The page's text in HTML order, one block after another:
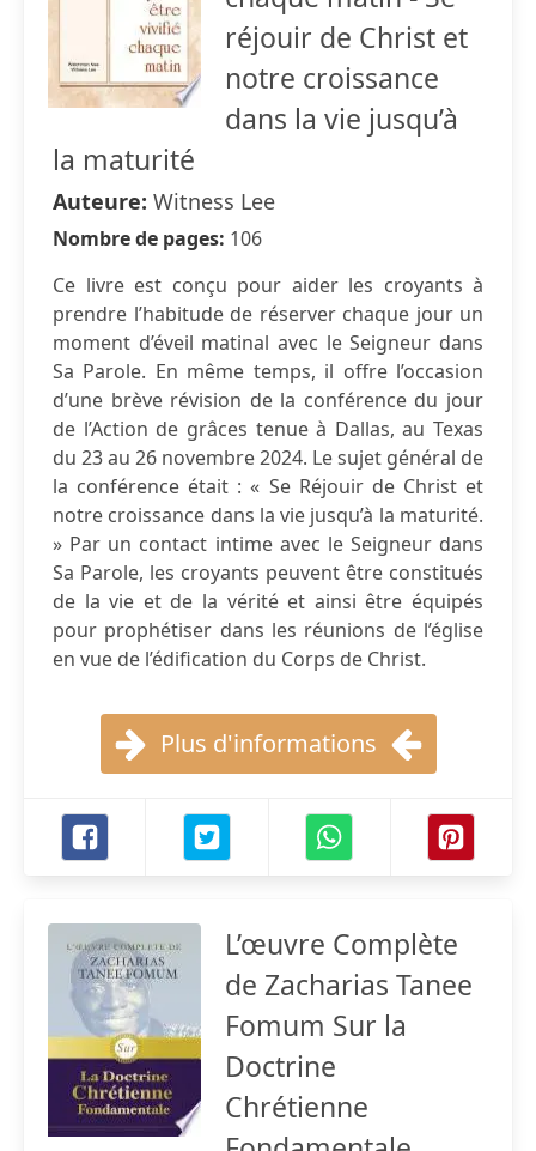
réjouir de Christ et
notre croissance
dans la vie jusqu’à
la maturité
Auteure: Witness Lee
Nombre de pages: 106
Ce livre est conçu pour aider les croyants à
prendre l’habitude de réserver chaque jour un
moment d’éveil matinal avec le Seigneur dans
Sa Parole. En même temps, il offre l’occasion
d’une brève révision de la conférence du jour
de l’Action de grâces tenue à Dallas, au Texas
du 23 au 26 novembre 2024. Le sujet général de
la conférence était : « Se Réjouir de Christ et
notre croissance dans la vie jusqu’à la maturité.
» Par un contact intime avec le Seigneur dans
Sa Parole, les croyants peuvent être constitués
de la vie et de la vérité et ainsi être équipés
pour prophétiser dans les réunions de l’église
en vue de l’édification du Corps de Christ.
Plus d'informations
L’œuvre Complète
de Zacharias Tanee
Fomum Sur la
Doctrine
Chrétienne